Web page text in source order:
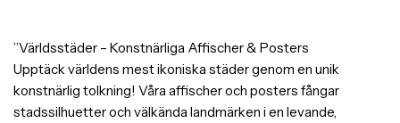
”Världsstäder – Konstnärliga Affischer & Posters
Upptäck världens mest ikoniska städer genom en unik
konstnärlig tolkning! Våra affischer och posters fångar
stadssilhuetter och välkända landmärken i en levande,